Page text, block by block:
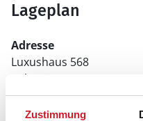
Zustimmung
Lageplan
Adresse
Luxushaus 568
Solvang 18
Houstrup Strand
6830 Nr. Nebel